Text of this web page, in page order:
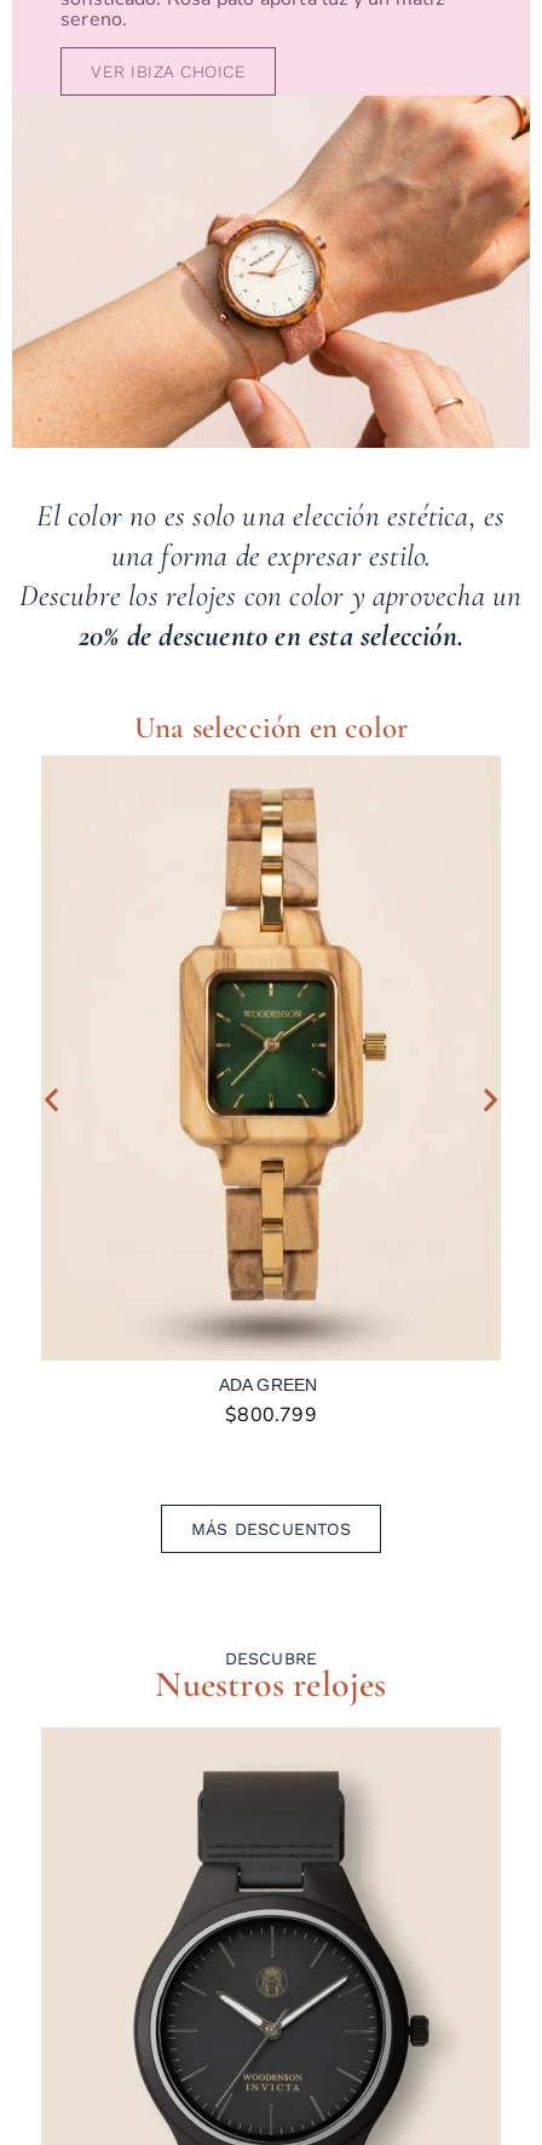
sereno.
VER IBIZA CHOICE
El color no es solo una elección estética, es
una forma de expresar estilo.
Descubre los relojes con color y aprovecha un
20% de descuento en esta selección.
Una selección en color
ADA GREEN
$800.799
MÁS DESCUENTOS
DESCUBRE
Nuestros relojes